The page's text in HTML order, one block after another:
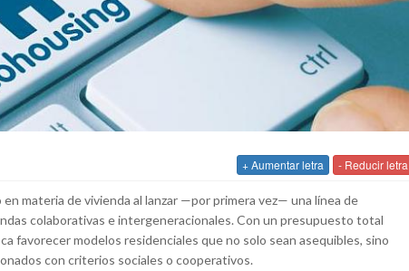
+ Aumentar letra - Reducir letra
materia de vivienda al lanzar —por primera vez— una línea de
colaborativas e intergeneracionales. Con un presupuesto total
favorecer modelos residenciales que no solo sean asequibles, sino
con criterios sociales o cooperativos.